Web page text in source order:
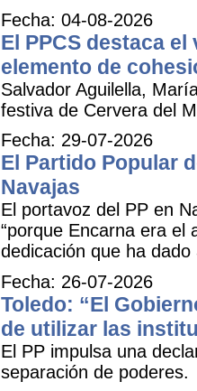
Fecha: 04-08-2026
El PPCS destaca
elemento de
Salvador Aguilella,
festiva de Cervera del
Fecha: 29-07-2026
El Partido Popular
Navajas
El portavoz del PP en
“porque Encarna era el
dedicación que ha
Fecha: 26-07-2026
Toledo: “El
de utilizar las
El PP impulsa una
separación de poderes.